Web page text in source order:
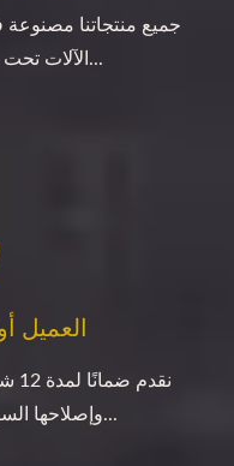
جميع منتجاتنا
الآلات تحت معايير صارمة لمراقبة...
العميل
وإصلاحها السريعة والمحترفة، وإصلاح...